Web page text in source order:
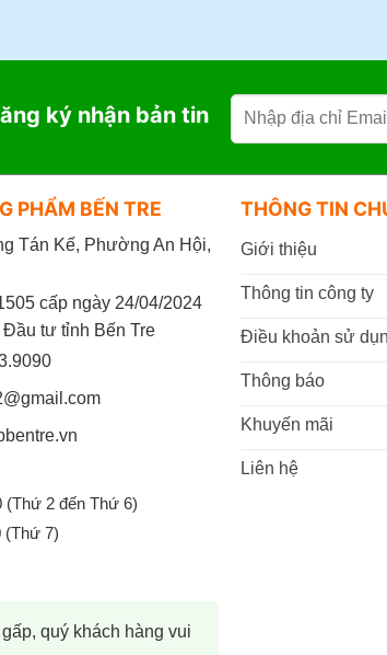
ký nhận bản tin
PHẨM BẾN TRE
Tán Kế, Phường An Hội,
cấp ngày 24/04/2024
tư tỉnh Bến Tre
(Thứ 2 đến Thứ 6)
(Thứ 7)
quý khách hàng vui
THÔNG TIN
Giới thiệu
Thông tin công ty
Điều khoản sử
Thông báo
Khuyến mãi
Liên hệ